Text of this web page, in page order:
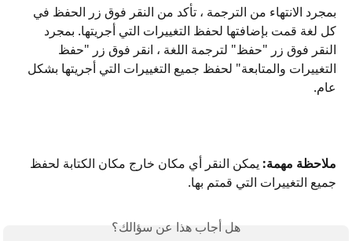
بمجرد الانتهاء من الترجمة ، تأكد من النقر فوق زر الحفظ في
كل لغة قمت بإضافتها لحفظ التغييرات التي أجريتها. بمجرد
النقر فوق زر "حفظ" لترجمة اللغة ، انقر فوق زر "حفظ
التغييرات والمتابعة" لحفظ جميع التغييرات التي أجريتها بشكل
عام.
ملاحظة مهمة: يمكن النقر أي مكان خارج مكان الكتابة لحفظ
جميع التغييرات التي قمتم بها.
هل أجاب هذا عن سؤالك؟